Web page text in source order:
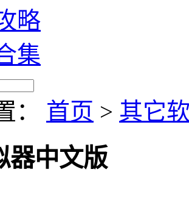
略
集
： 首页 > 其它
器中文版